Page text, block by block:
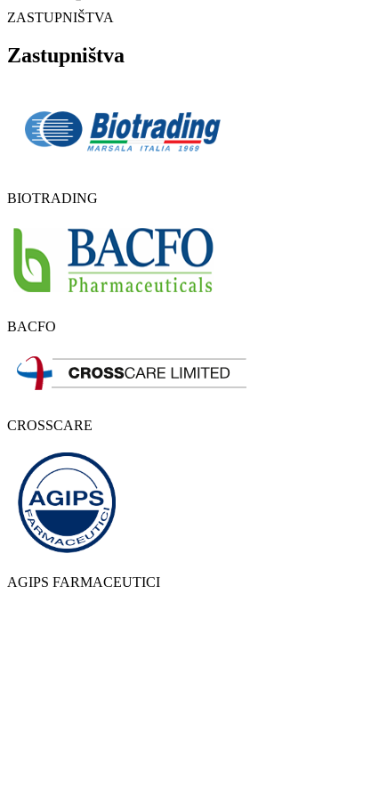
ZASTUPNIŠTVA
Zastupništva
BIOTRADING
BACFO
CROSSCARE
AGIPS FARMACEUTICI